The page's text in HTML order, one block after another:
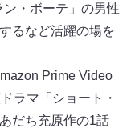
・ボーテ」の男性
るなど活躍の場を
Prime Video
ラマ「ショート・
だち充原作の1話